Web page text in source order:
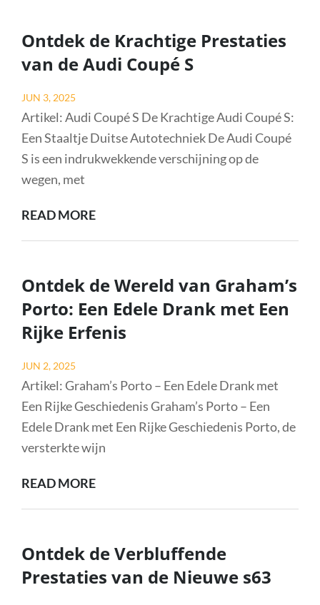
992
TURBO
S:
SPORTWAGEN
VAN
WERELDKLASSE
Ontdek de Krachtige Prestaties
van de Audi Coupé S
Posted
on
JUN 3, 2025
Artikel: Audi Coupé S De Krachtige Audi Coupé S:
Een Staaltje Duitse Autotechniek De Audi Coupé
S is een indrukwekkende verschijning op de
wegen, met
READ MOREONTDEK
PRESTATIES
VAN
DE
AUDI
Ontdek de Wereld van Graham’s
Porto: Een Edele Drank met Een
Rijke Erfenis
Posted
on
JUN 2, 2025
Artikel: Graham’s Porto – Een Edele Drank met
Een Rijke Geschiedenis Graham’s Porto – Een
Edele Drank met Een Rijke Geschiedenis Porto, de
versterkte wijn
READ MOREONTDEK
VAN
GRAHAM’S
PORTO:
Ontdek de Verbluffende
Prestaties van de Nieuwe s63